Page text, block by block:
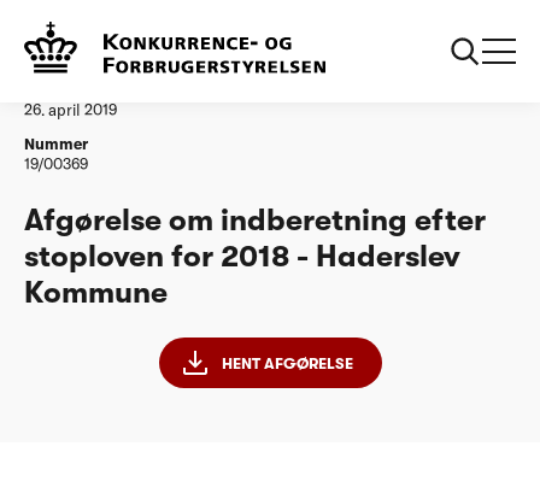
Vandtilsyn
26. april 2019
Nummer
19/00369
Afgørelse om indberetning efter
stoploven for 2018 - Haderslev
Kommune
HENT AFGØRELSE